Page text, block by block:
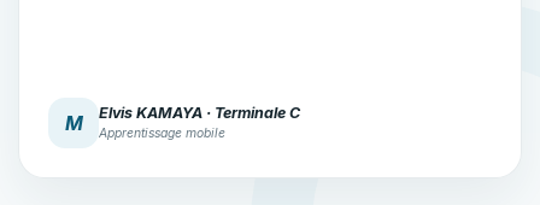
M Elvis KAMAYA · Terminale C
Apprentissage mobile